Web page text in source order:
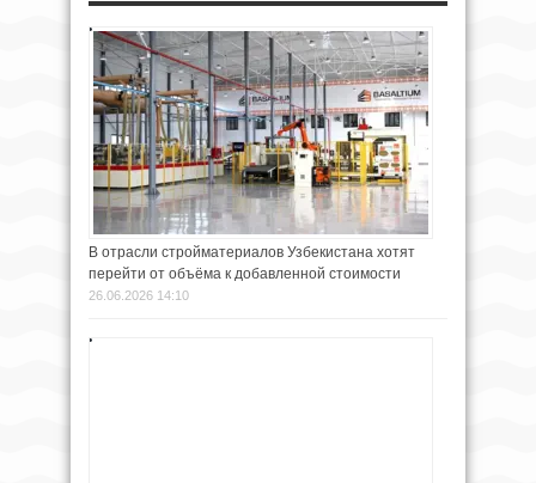
В отрасли стройматериалов Узбекистана хотят
перейти от объёма к добавленной стоимости
26.06.2026 14:10